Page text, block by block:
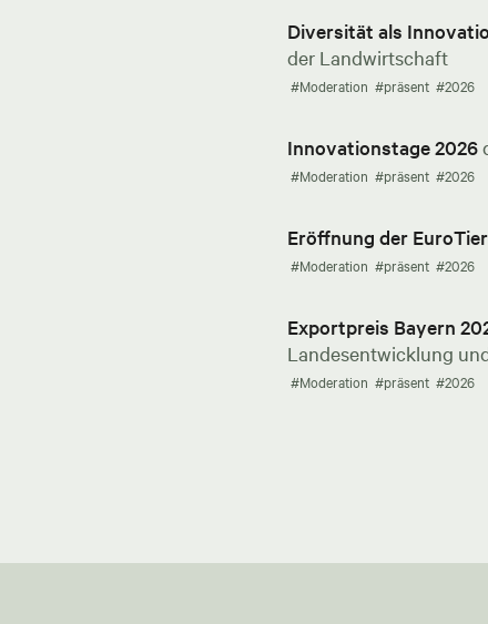
Diversität als
der Landwirtschaft
#Moderation #präsent #2026
Innovationstage 2026
#Moderation #präsent #2026
Eröffnung der
#Moderation #präsent #2026
Exportpreis Bayern
Landesentwicklung
#Moderation #präsent #2026